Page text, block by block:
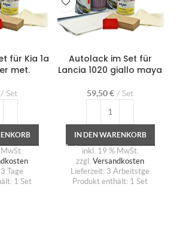
für Kia 1a
met.
Set
3 Tage
1 Set
Autolack im Set für
Lancia 1020 giallo maya
59,50€ Set
IN DEN WARENKORB
inkl. 19 % MwSt.
zzgl. Versandkosten
Lieferzeit: 3 Arbeitstge
Produkt enthält: 1 Set